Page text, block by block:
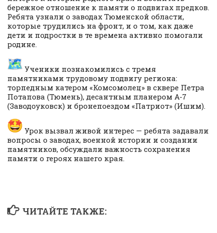
бережное отношение к памяти о подвигах предков.
Ребята узнали о заводах Тюменской области,
которые трудились на фронт, и о том, как даже
дети и подростки в те времена активно помогали
родине.
Ученики познакомились с тремя
памятниками трудовому подвигу региона:
торпедным катером «Комсомолец» в сквере Петра
Потапова (Тюмень), десантным планером А‑7
(Заводоуковск) и бронепоездом «Патриот» (Ишим).
Урок вызвал живой интерес — ребята задавали
вопросы о заводах, военной истории и создании
памятников, обсуждали важность сохранения
памяти о героях нашего края.
ЧИТАЙТЕ ТАКЖЕ: